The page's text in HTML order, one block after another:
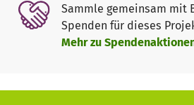
Lehrmaterial zur Verfügung zu
In Kinshasa und Lubumbashi
Krankenhäuser, die versuchen die
Sammle gemeinsam mit
Spenden für dieses
Mehr zu